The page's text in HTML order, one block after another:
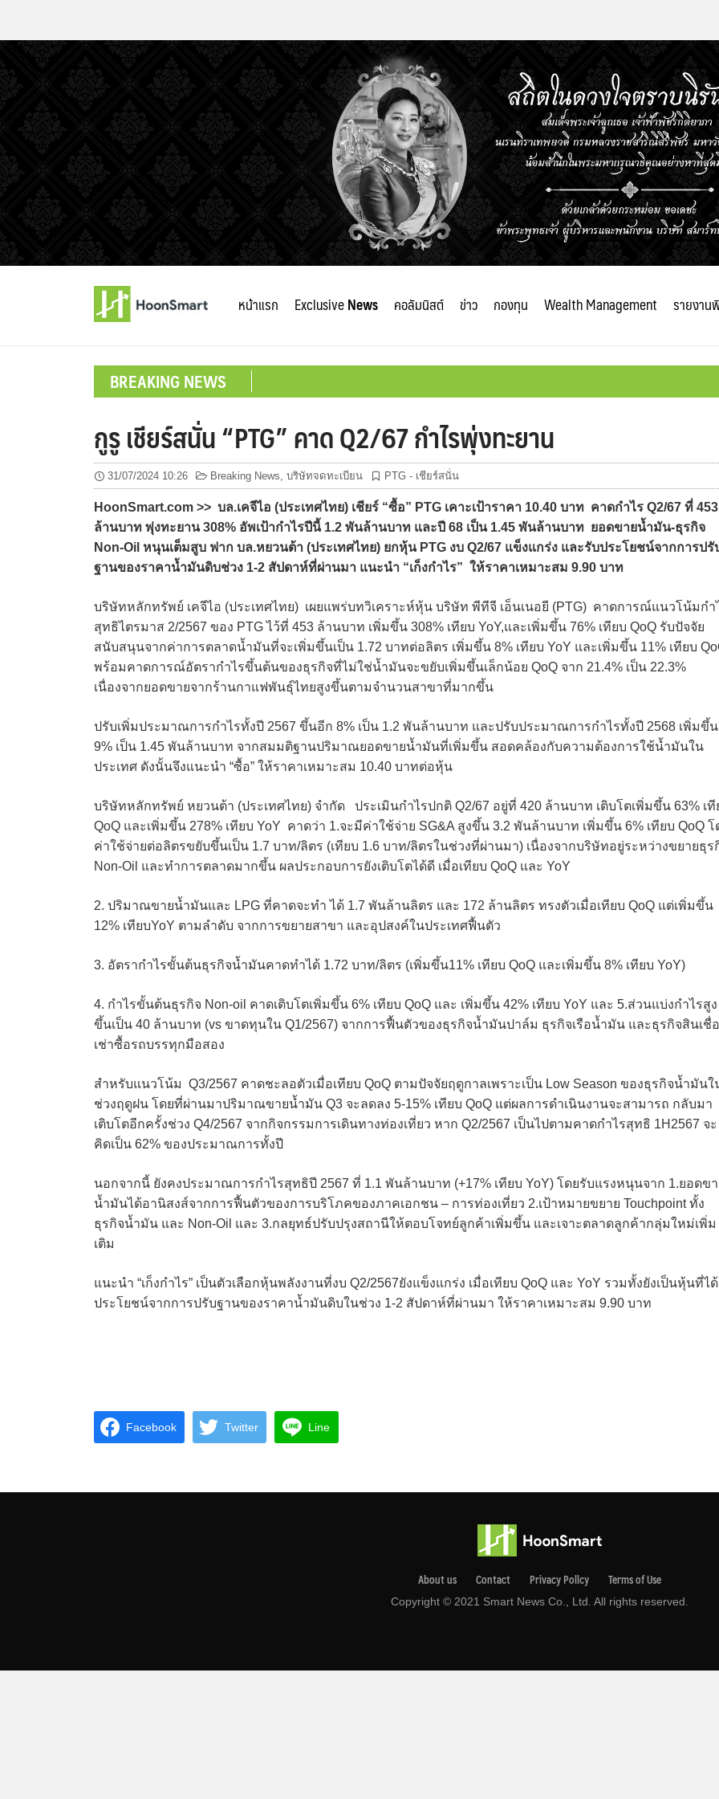
หน้าแรก ExclusiveNews คอลัมนิสต์ ข่าว กองทุน Wealth Management รายงาน
BREAKING NEWS
กูรู เชียร์สนั่น “PTG” คาด Q2/67 กำไรพุ่งทะยาน
31/07/2024 10:26 Breaking News, บริษัทจดทะเบียน PTG - เชียร์สนั่น
HoonSmart.com >> บล.เคจีไอ (ประเทศไทย) เชียร์ “ซื้อ” PTG เคาะเป้าราคา 10.40 บาท คาดกำไร Q2/67 ที่ 453
ล้านบาท พุ่งทะยาน 308% อัพเป้ากำไรปีนี้ 1.2 พันล้านบาท และปี 68 เป็น 1.45 พันล้านบาท ยอดขายน้ำมัน-ธุรกิจ
Non-Oil หนุนเต็มสูบ ฟาก บล.หยวนต้า (ประเทศไทย) ยกหุ้น PTG งบ Q2/67 แข็งแกร่ง และรับประโยชน์จากการปรั
ฐานของราคาน้ำมันดิบช่วง 1-2 สัปดาห์ที่ผ่านมา แนะนำ “เก็งกำไร” ให้ราคาเหมาะสม 9.90 บาท
บริษัทหลักทรัพย์ เคจีไอ (ประเทศไทย) เผยแพร่บทวิเคราะห์หุ้น บริษัท พีทีจี เอ็นเนอยี (PTG) คาดการณ์แนวโน้มกำ
สุทธิไตรมาส 2/2567 ของ PTG ไว้ที่ 453 ล้านบาท เพิ่มขึ้น 308% เทียบ YoY,และเพิ่มขึ้น 76% เทียบ QoQ รับปัจจัย
สนับสนุนจากค่าการตลาดน้ำมันที่จะเพิ่มขึ้นเป็น 1.72 บาทต่อลิตร เพิ่มขึ้น 8% เทียบ YoY และเพิ่มขึ้น 11% เทียบ
พร้อมคาดการณ์อัตรากำไรขึ้นต้นของธุรกิจที่ไม่ใช่น้ำมันจะขยับเพิ่มขึ้นเล็กน้อย QoQ จาก 21.4% เป็น 22.3%
เนื่องจากยอดขายจากร้านกาแฟพันธุ์ไทยสูงขึ้นตามจำนวนสาขาที่มากขึ้น
ปรับเพิ่มประมาณการกำไรทั้งปี 2567 ขึ้นอีก 8% เป็น 1.2 พันล้านบาท และปรับประมาณการกำไรทั้งปี 2568 เพิ่มขึ้น
9% เป็น 1.45 พันล้านบาท จากสมมติฐานปริมาณยอดขายน้ำมันที่เพิ่มขึ้น สอดคล้องกับความต้องการใช้น้ำมันใน
ประเทศ ดังนั้นจึงแนะนำ “ซื้อ” ให้ราคาเหมาะสม 10.40 บาทต่อหุ้น
บริษัทหลักทรัพย์ หยวนต้า (ประเทศไทย) จำกัด ประเมินกำไรปกติ Q2/67 อยู่ที่ 420 ล้านบาท เติบโตเพิ่มขึ้น 63% เที
QoQ และเพิ่มขึ้น 278% เทียบ YoY คาดว่า 1.จะมีค่าใช้จ่าย SG&A สูงขึ้น 3.2 พันล้านบาท เพิ่มขึ้น 6% เทียบ QoQ โ
ค่าใช้จ่ายต่อลิตรขยับขึ้นเป็น 1.7 บาท/ลิตร (เทียบ 1.6 บาท/ลิตรในช่วงที่ผ่านมา) เนื่องจากบริษัทอยู่ระหว่างขยายธุร
Non-Oil และทำการตลาดมากขึ้น ผลประกอบการยังเติบโตได้ดี เมื่อเทียบ QoQ และ YoY
2. ปริมาณขายน้ำมันและ LPG ที่คาดจะทำ ได้ 1.7 พันล้านลิตร และ 172 ล้านลิตร ทรงตัวเมื่อเทียบ QoQ แต่เพิ่มขึ้น
12% เทียบYoY ตามลำดับ จากการขยายสาขา และอุปสงค์ในประเทศฟื้นตัว
3. อัตรากำไรขั้นต้นธุรกิจน้ำมันคาดทำได้ 1.72 บาท/ลิตร (เพิ่มขึ้น11% เทียบ QoQ และเพิ่มขึ้น 8% เทียบ YoY)
4. กำไรขั้นต้นธุรกิจ Non-oil คาดเติบโตเพิ่มขึ้น 6% เทียบ QoQ และ เพิ่มขึ้น 42% เทียบ YoY และ 5.ส่วนแบ่งกำไรสูง
ขึ้นเป็น 40 ล้านบาท (vs ขาดทุนใน Q1/2567) จากการฟื้นตัวของธุรกิจน้ำมันปาล์ม ธุรกิจเรือน้ำมัน และธุรกิจสินเชื่อ
เช่าซื้อรถบรรทุกมือสอง
สำหรับแนวโน้ม Q3/2567 คาดชะลอตัวเมื่อเทียบ QoQ ตามปัจจัยฤดูกาลเพราะเป็น Low Season ของธุรกิจน้ำมันใ
ช่วงฤดูฝน โดยที่ผ่านมาปริมาณขายน้ำมัน Q3 จะลดลง 5-15% เทียบ QoQ แต่ผลการดำเนินงานจะสามารถ กลับมา
เติบโตอีกครั้งช่วง Q4/2567 จากกิจกรรมการเดินทางท่องเที่ยว หาก Q2/2567 เป็นไปตามคาดกำไรสุทธิ 1H2567 จะ
คิดเป็น 62% ของประมาณการทั้งปี
นอกจากนี้ ยังคงประมาณการกำไรสุทธิปี 2567 ที่ 1.1 พันล้านบาท (+17% เทียบ YoY) โดยรับแรงหนุนจาก 1.ยอดข
น้ำมันได้อานิสงส์จากการฟื้นตัวของการบริโภคของภาคเอกชน – การท่องเที่ยว 2.เป้าหมายขยาย Touchpoint ทั้ง
ธุรกิจน้ำมัน และ Non-Oil และ 3.กลยุทธ์ปรับปรุงสถานีให้ตอบโจทย์ลูกค้าเพิ่มขึ้น และเจาะตลาดลูกค้ากลุ่มใหม่เพิ่ม
เติม
แนะนำ “เก็งกำไร” เป็นตัวเลือกหุ้นพลังงานที่งบ Q2/2567ยังแข็งแกร่ง เมื่อเทียบ QoQ และ YoY รวมทั้งยังเป็นหุ้นที่ได้
ประโยชน์จากการปรับฐานของราคาน้ำมันดิบในช่วง 1-2 สัปดาห์ที่ผ่านมา ให้ราคาเหมาะสม 9.90 บาท
Facebook Twitter Line
About us Contact Privacy Pollcy Terms of Use
Copyright © 2021 Smart News Co., Ltd. All rights reserved.